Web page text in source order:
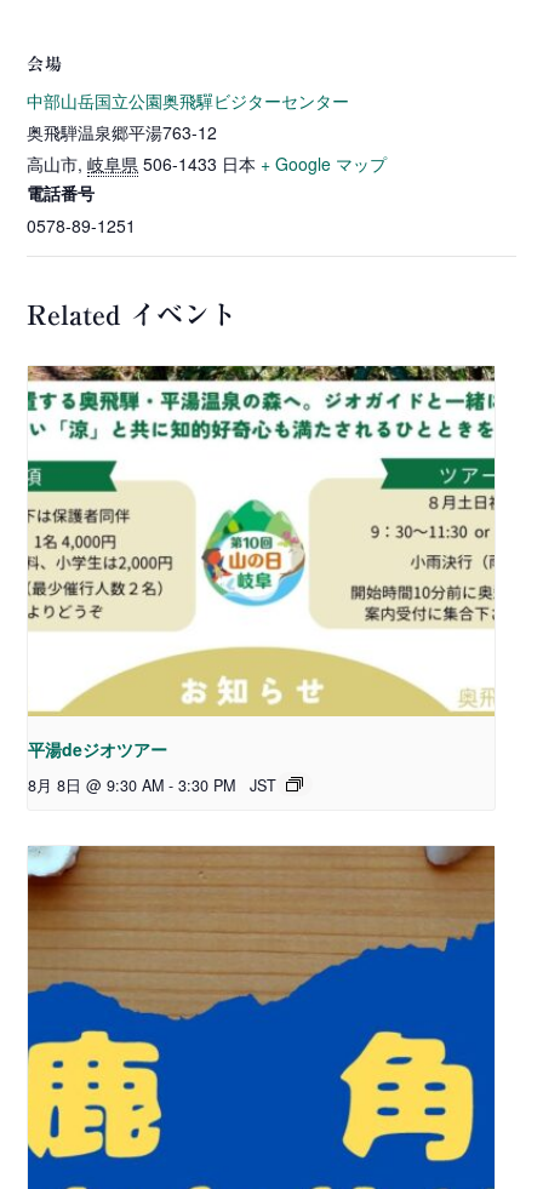
会場
中部山岳国立公園奥飛驒ビジターセンター
奥飛騨温泉郷平湯763-12
高山市, 岐阜県 506-1433 日本 + Google マップ
電話番号
0578-89-1251
Related イベント
平湯deジオツアー
8月 8日 @ 9:30 AM - 3:30 PM JST